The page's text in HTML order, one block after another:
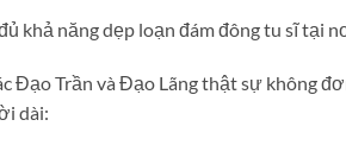
khả năng dẹp loạn đám đông tu sĩ tại
Đạo Trần và Đạo Lãng thật sự không
dài: